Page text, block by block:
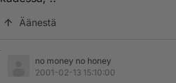
Äänestä
no money no honey
2001-02-13 15:10:00